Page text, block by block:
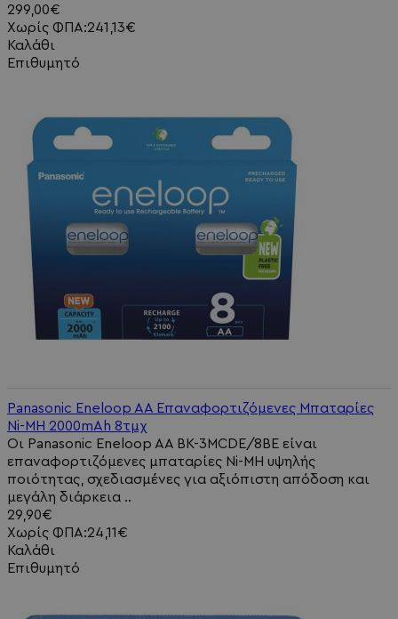
299,00€
Χωρίς ΦΠΑ:241,13€
Καλάθι
Επιθυμητό
Panasonic Eneloop AA Επαναφορτιζόμενες Μπαταρίες
Ni-MH 2000mAh 8τμχ
Οι Panasonic Eneloop AA BK-3MCDE/8BE είναι
επαναφορτιζόμενες μπαταρίες Ni-MH υψηλής
ποιότητας, σχεδιασμένες για αξιόπιστη απόδοση και
μεγάλη διάρκεια ..
29,90€
Χωρίς ΦΠΑ:24,11€
Καλάθι
Επιθυμητό